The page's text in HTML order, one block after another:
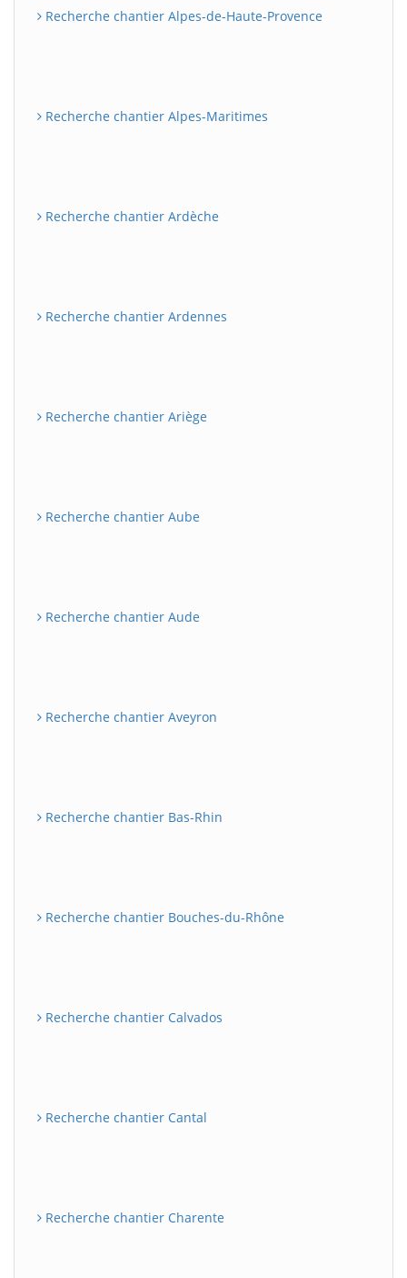
Recherche chantier Alpes-de-Haute-Provence
Recherche chantier Alpes-Maritimes
Recherche chantier Ardèche
Recherche chantier Ardennes
Recherche chantier Ariège
Recherche chantier Aube
Recherche chantier Aude
Recherche chantier Aveyron
Recherche chantier Bas-Rhin
Recherche chantier Bouches-du-Rhône
Recherche chantier Calvados
Recherche chantier Cantal
Recherche chantier Charente